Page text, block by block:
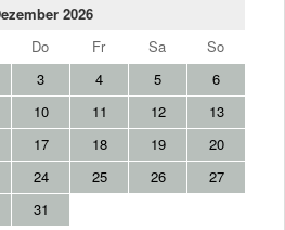
2026
Do Fr Sa
So
3 4 5
6
10 11 12
13
17 18 19
20
24 25 26
27
31